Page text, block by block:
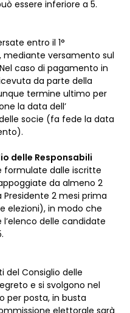
essere inferiore a 5.
entro il 1°
mediante versamento sul
caso di pagamento in
da parte della
termine ultimo per
la data dell’
socie (fa fede la data
delle Responsabili
formulate dalle iscritte
da almeno 2
Presidente 2 mesi prima
elezioni), in modo che
delle candidate
del Consiglio delle
e si svolgono nel
per posta, in busta